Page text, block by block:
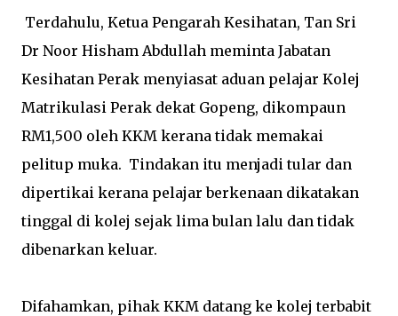
Terdahulu, Ketua Pengarah Kesihatan, Tan Sri
Dr Noor Hisham Abdullah meminta Jabatan
Kesihatan Perak menyiasat aduan pelajar Kolej
Matrikulasi Perak dekat Gopeng, dikompaun
RM1,500 oleh KKM kerana tidak memakai
pelitup muka. Tindakan itu menjadi tular dan
dipertikai kerana pelajar berkenaan dikatakan
tinggal di kolej sejak lima bulan lalu dan tidak
dibenarkan keluar.
Difahamkan, pihak KKM datang ke kolej terbabit